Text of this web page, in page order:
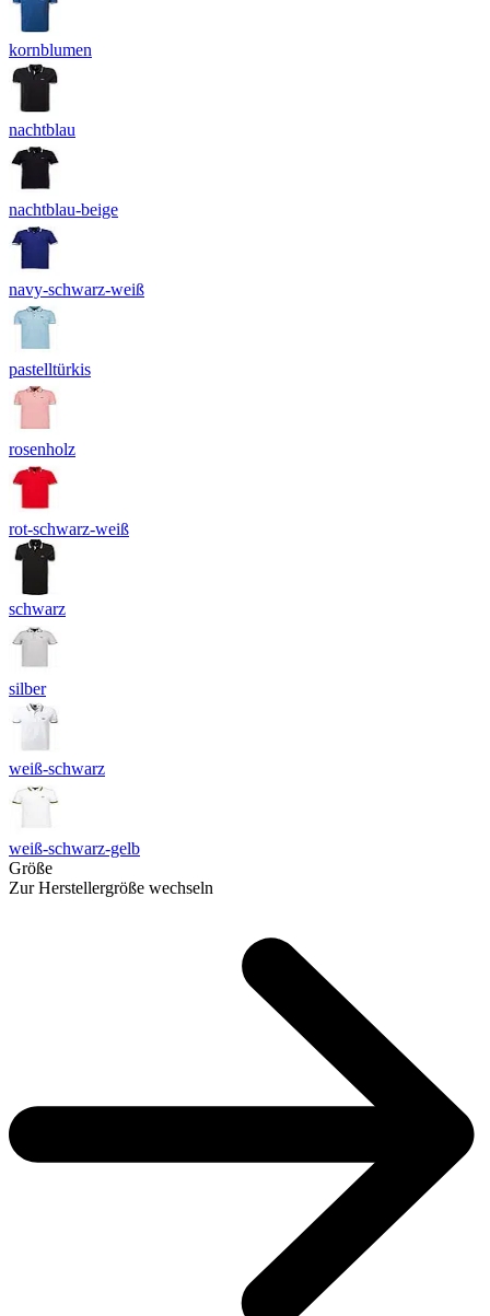
kornblumen
nachtblau
nachtblau-beige
navy-schwarz-weiß
pastelltürkis
rosenholz
rot-schwarz-weiß
schwarz
silber
weiß-schwarz
weiß-schwarz-gelb
Größe
Zur Herstellergröße wechseln